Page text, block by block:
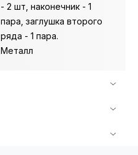
- 2 шт, наконечник - 1
пара, заглушка второго
ряда - 1 пара.
Металл